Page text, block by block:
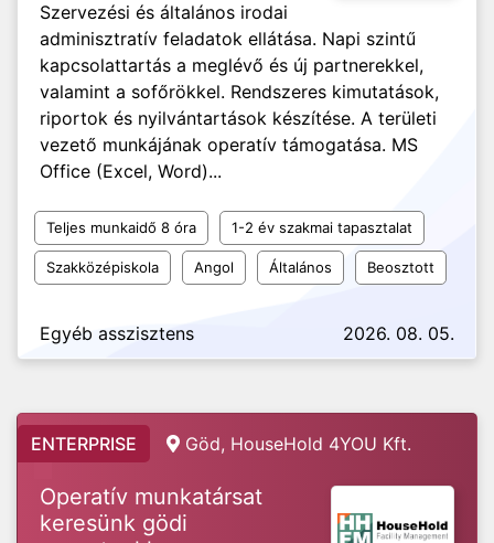
Szervezési és általános irodai
adminisztratív feladatok ellátása. Napi szintű
kapcsolattartás a meglévő és új partnerekkel,
valamint a sofőrökkel. Rendszeres kimutatások,
riportok és nyilvántartások készítése. A területi
vezető munkájának operatív támogatása. MS
Office (Excel, Word)...
Teljes munkaidő 8 óra 1-2 év szakmai tapasztalat
Szakközépiskola Angol Általános Beosztott
Egyéb asszisztens 2026. 08. 05.
ENTERPRISE Göd, HouseHold 4YOU Kft.
Operatív munkatársat
keresünk gödi